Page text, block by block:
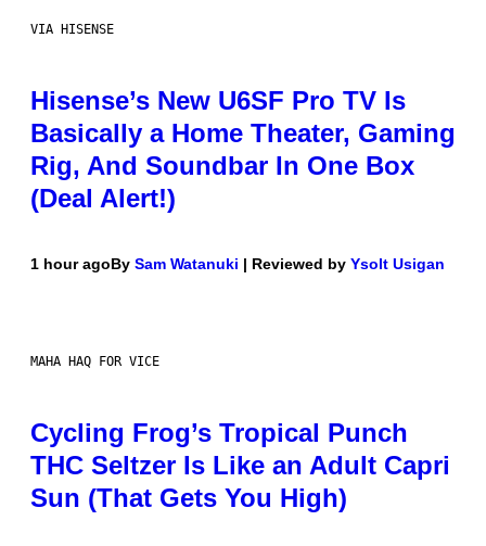
VIA HISENSE
Hisense’s New U6SF Pro TV Is
Basically a Home Theater, Gaming
Rig, And Soundbar In One Box
(Deal Alert!)
1 hour agoBy Sam Watanuki | Reviewed by Ysolt Usigan
MAHA HAQ FOR VICE
Cycling Frog’s Tropical Punch
THC Seltzer Is Like an Adult Capri
Sun (That Gets You High)